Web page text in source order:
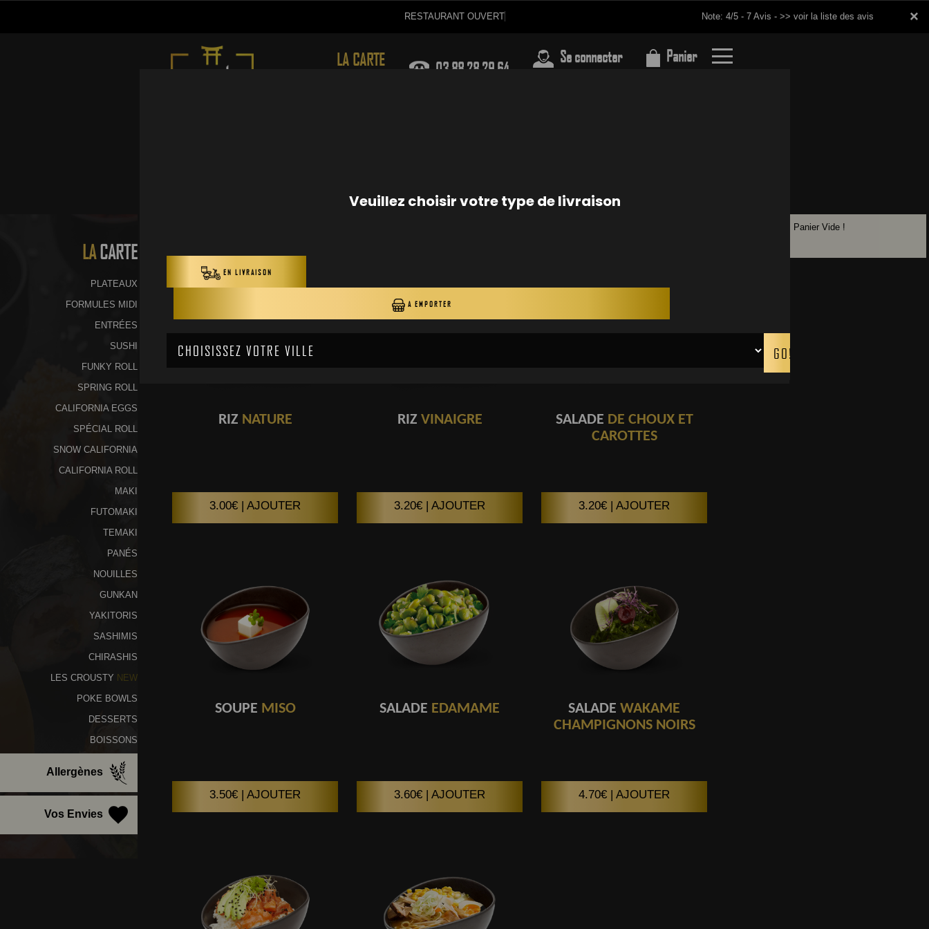
×
RESTAURANT OUVERT Note: 4/5 - 7 Avis - >> voir la liste des avis
LA CARTE Se connecter Panier
×
LACARTE
PLATEAUX
FORMULES MIDI
ENTRÉES
SUSHI
FUNKY ROLL
SPRING ROLL
CALIFORNIA EGGS
SPÉCIAL ROLL
SNOW CALIFORNIA
CALIFORNIA ROLL
MAKI
FUTOMAKI
TEMAKI
PANÉS
NOUILLES
GUNKAN
YAKITORIS
SASHIMIS
CHIRASHIS
LES CROUSTY NEW
POKE BOWLS
DESSERTS
BOISSONS
Allergènes
Vos Envies
RIZNATURE
3.00€ | AJOUTER
RIZVINAIGRE
3.20€ | AJOUTER
SALADE DE CHOUX ET
CAROTTES
3.20€ | AJOUTER
SOUPE MISO
3.50€ | AJOUTER
SALADE EDAMAME
3.60€ | AJOUTER
SALADE WAKAME
CHAMPIGNONS NOIRS
4.70€ | AJOUTER
Panier Vide !